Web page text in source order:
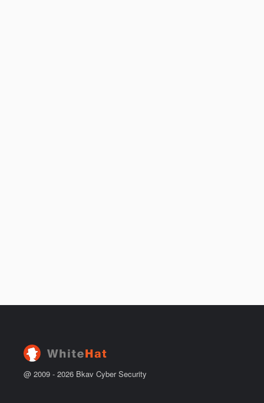
@ 2009 - 2026 Bkav Cyber Security